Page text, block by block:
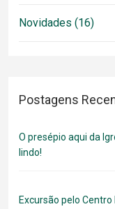
Novidades (16)
Postagens
O presépio aqui da
lindo!
Excursão pelo